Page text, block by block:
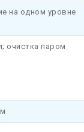
на одном уровне
очистка паром